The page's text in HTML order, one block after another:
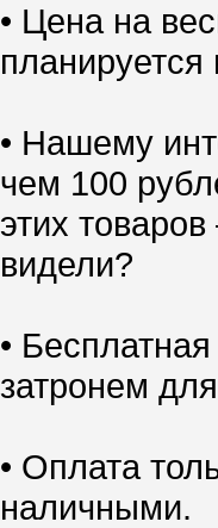
• Цена на
• Нашему
чем 100
этих
видели?
•
затронем
• Оплата
наличными.